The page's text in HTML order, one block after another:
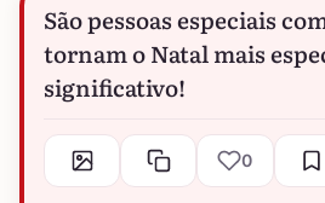
São pessoas especiais
tornam o Natal mais
significativo!
0